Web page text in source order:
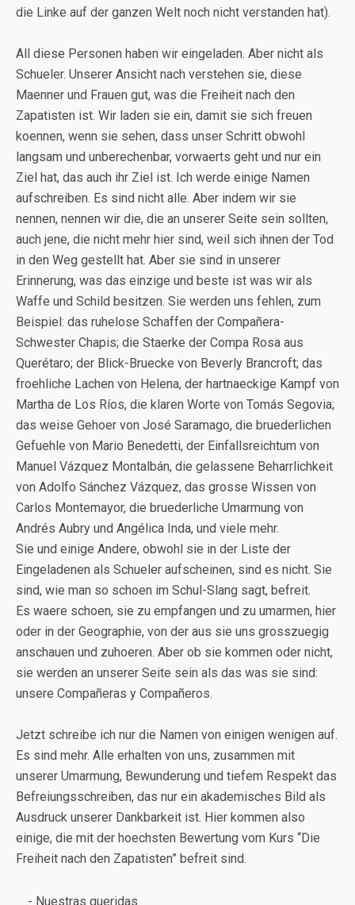
die Linke auf der ganzen Welt noch nicht verstanden hat).
All diese Personen haben wir eingeladen. Aber nicht als
Schueler. Unserer Ansicht nach verstehen sie, diese
Maenner und Frauen gut, was die Freiheit nach den
Zapatisten ist. Wir laden sie ein, damit sie sich freuen
koennen, wenn sie sehen, dass unser Schritt obwohl
langsam und unberechenbar, vorwaerts geht und nur ein
Ziel hat, das auch ihr Ziel ist. Ich werde einige Namen
aufschreiben. Es sind nicht alle. Aber indem wir sie
nennen, nennen wir die, die an unserer Seite sein sollten,
auch jene, die nicht mehr hier sind, weil sich ihnen der Tod
in den Weg gestellt hat. Aber sie sind in unserer
Erinnerung, was das einzige und beste ist was wir als
Waffe und Schild besitzen. Sie werden uns fehlen, zum
Beispiel: das ruhelose Schaffen der Compañera-
Schwester Chapis; die Staerke der Compa Rosa aus
Querétaro; der Blick-Bruecke von Beverly Brancroft; das
froehliche Lachen von Helena, der hartnaeckige Kampf von
Martha de Los Ríos, die klaren Worte von Tomás Segovia;
das weise Gehoer von José Saramago, die bruederlichen
Gefuehle von Mario Benedetti, der Einfallsreichtum von
Manuel Vázquez Montalbán, die gelassene Beharrlichkeit
von Adolfo Sánchez Vázquez, das grosse Wissen von
Carlos Montemayor, die bruederliche Umarmung von
Andrés Aubry und Angélica Inda, und viele mehr.
Sie und einige Andere, obwohl sie in der Liste der
Eingeladenen als Schueler aufscheinen, sind es nicht. Sie
sind, wie man so schoen im Schul-Slang sagt, befreit.
Es waere schoen, sie zu empfangen und zu umarmen, hier
oder in der Geographie, von der aus sie uns grosszuegig
anschauen und zuhoeren. Aber ob sie kommen oder nicht,
sie werden an unserer Seite sein als das was sie sind:
unsere Compañeras y Compañeros.
Jetzt schreibe ich nur die Namen von einigen wenigen auf.
Es sind mehr. Alle erhalten von uns, zusammen mit
unserer Umarmung, Bewunderung und tiefem Respekt das
Befreiungsschreiben, das nur ein akademisches Bild als
Ausdruck unserer Dankbarkeit ist. Hier kommen also
einige, die mit der hoechsten Bewertung vom Kurs “Die
Freiheit nach den Zapatisten” befreit sind.
.- Nuestras queridas